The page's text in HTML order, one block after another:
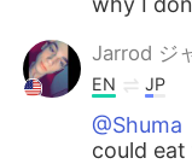
Jarrod ジ
EN JP
@Shuma
could